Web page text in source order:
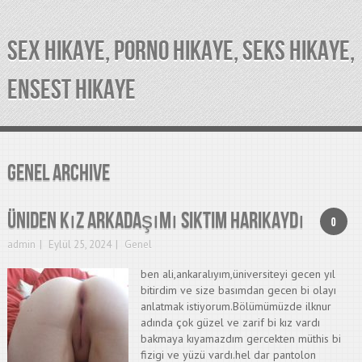
SEX HIKAYE, PORNO HIKAYE, SEKS HIKAYE,
ENSEST HIKAYE
Genel Archive
0
Üniden Kız Arkadaşımı Siktim Harikaydı
admin Eylül 25, 2024 Genel
ben ali,ankaralıyım,üniversiteyi gecen yıl
bitirdim ve size basımdan gecen bi olayı
anlatmak istiyorum.Bölümümüzde ilknur
adında çok güzel ve zarif bi kız vardı
bakmaya kıyamazdım gercekten müthis bi
fizigi ve yüzü vardı.hel dar pantolon